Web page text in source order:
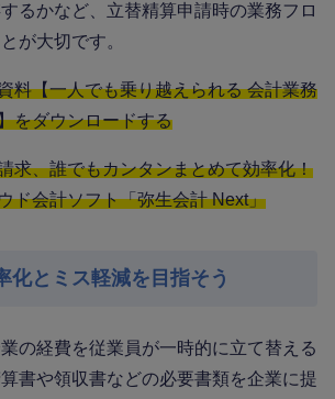
るかなど、立替精算申請時の業務フロ
が大切です。
料【一人でも乗り越えられる 会計業務
をダウンロードする
求、誰でもカンタンまとめて効率化！
ド会計ソフト「弥生会計 Next」
化とミス軽減を目指そう
の経費を従業員が一時的に立て替える
書や領収書などの必要書類を企業に提